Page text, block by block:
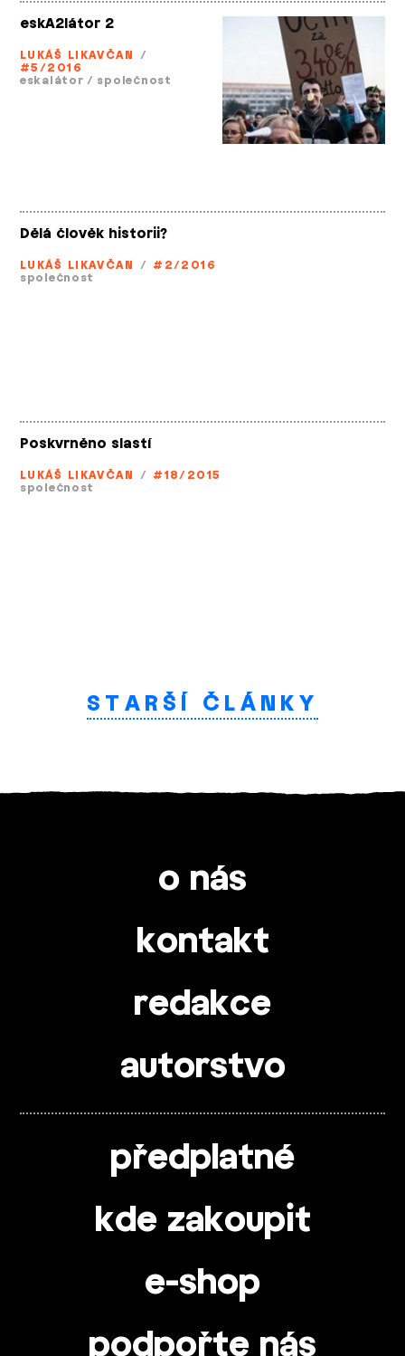
eskA2látor 2
LUKÁŠ LIKAVČAN /
#5/2016
eskalátor / společnost
Dělá člověk historii?
LUKÁŠ LIKAVČAN / #2/2016
společnost
Poskvrněno slastí
LUKÁŠ LIKAVČAN / #18/2015
společnost
STARŠÍ ČLÁNKY
o nás
kontakt
redakce
autorstvo
předplatné
kde zakoupit
e-shop
podpořte nás